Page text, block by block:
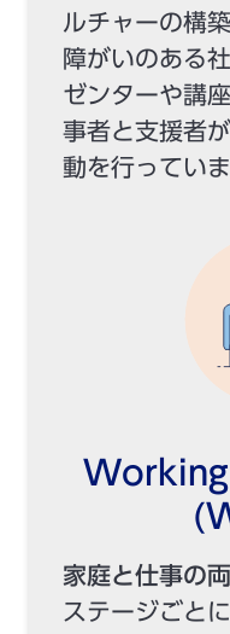
ルチャーの構
障がいのある
ゼンターや講
事者と支援者
動を行っていま
Working
家庭と仕事の
ステージごと